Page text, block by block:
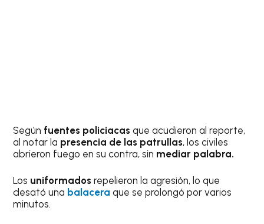
Según fuentes policiacas que acudieron al reporte,
al notar la presencia de las patrullas, los civiles
abrieron fuego en su contra, sin mediar palabra.
Los uniformados repelieron la agresión, lo que
desató una balacera que se prolongó por varios
minutos.